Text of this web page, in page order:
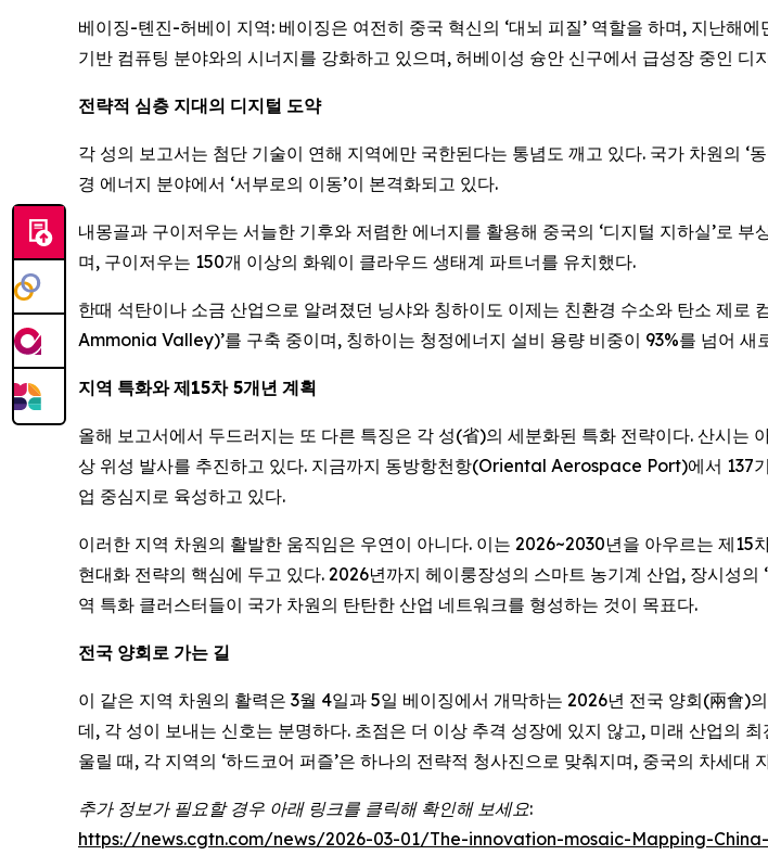
베이징-톈진-허베이 지역: 베이징은 여전히 중국 혁신의 ‘대뇌 피질’ 역할을 하며, 지난해
기반 컴퓨팅 분야와의 시너지를 강화하고 있으며, 허베이성 슝안 신구에서 급성장 중인
전략적 심층 지대의 디지털 도약
각 성의 보고서는 첨단 기술이 연해 지역에만 국한된다는 통념도 깨고 있다. 국가 차원의
경 에너지 분야에서 ‘서부로의 이동’이 본격화되고 있다.
내몽골과 구이저우는 서늘한 기후와 저렴한 에너지를 활용해 중국의 ‘디지털 지하실’로
며, 구이저우는 150개 이상의 화웨이 클라우드 생태계 파트너를 유치했다.
한때 석탄이나 소금 산업으로 알려졌던 닝샤와 칭하이도 이제는 친환경 수소와 탄소 제
Ammonia Valley)’를 구축 중이며, 칭하이는 청정에너지 설비 용량 비중이 93%를 넘어 새
지역 특화와 제15차5개년 계획
올해 보고서에서 두드러지는 또 다른 특징은 각 성(省)의 세분화된 특화 전략이다. 산시
상 위성 발사를 추진하고 있다. 지금까지 동방항천항(Oriental Aerospace Port)에서 137
업 중심지로 육성하고 있다.
이러한 지역 차원의 활발한 움직임은 우연이 아니다. 이는 2026~2030년을 아우르는 제
현대화 전략의 핵심에 두고 있다. 2026년까지 헤이룽장성의 스마트 농기계 산업, 장시
역 특화 클러스터들이 국가 차원의 탄탄한 산업 네트워크를 형성하는 것이 목표다.
전국 양회로 가는 길
이 같은 지역 차원의 활력은 3월 4일과 5일 베이징에서 개막하는 2026년 전국 양회(兩會)
데, 각 성이 보내는 신호는 분명하다. 초점은 더 이상 추격 성장에 있지 않고, 미래 산업의
울릴 때, 각 지역의 ‘하드코어 퍼즐’은 하나의 전략적 청사진으로 맞춰지며, 중국의 차세대
추가 정보가 필요할 경우 아래 링크를 클릭해 확인해 보세요:
https://news.cgtn.com/news/2026-03-01/The-innovation-mosaic-Mapping-